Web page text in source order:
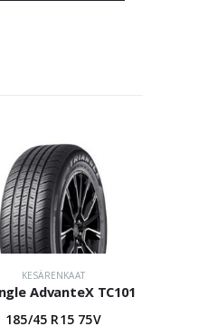
KESÄRENKAAT
AdvanteX TC101
185/45 R15 75V